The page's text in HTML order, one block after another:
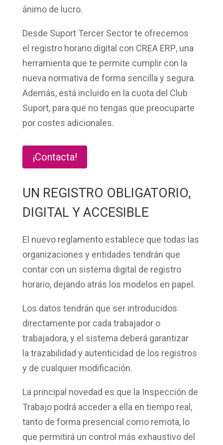
ánimo de lucro.
Desde Suport Tercer Sector te ofrecemos
el registro horario digital con CREA ERP, una
herramienta que te permite cumplir con la
nueva normativa de forma sencilla y segura.
Además, está incluido en la cuota del Club
Suport, para que no tengas que preocuparte
por costes adicionales.
¡Contacta!
UN REGISTRO OBLIGATORIO,
DIGITAL Y ACCESIBLE
El nuevo reglamento establece que todas las
organizaciones y entidades tendrán que
contar con un sistema digital de registro
horario, dejando atrás los modelos en papel.
Los datos tendrán que ser introducidos
directamente por cada trabajador o
trabajadora, y el sistema deberá garantizar
la trazabilidad y autenticidad de los registros
y de cualquier modificación.
La principal novedad es que la Inspección de
Trabajo podrá acceder a ella en tiempo real,
tanto de forma presencial como remota, lo
que permitirá un control más exhaustivo del